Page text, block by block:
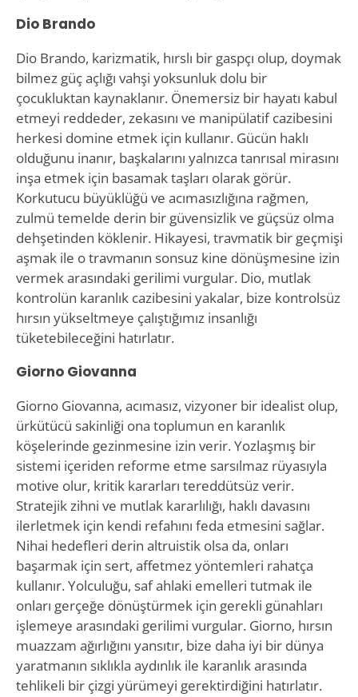
Dio Brando
Dio Brando, karizmatik, hırslı bir gaspçı olup, doymak
bilmez güç açlığı vahşi yoksunluk dolu bir
çocukluktan kaynaklanır. Önemersiz bir hayatı kabul
etmeyi reddeder, zekasını ve manipülatif cazibesini
herkesi domine etmek için kullanır. Gücün haklı
olduğunu inanır, başkalarını yalnızca tanrısal mirasını
inşa etmek için basamak taşları olarak görür.
Korkutucu büyüklüğü ve acımasızlığına rağmen,
zulmü temelde derin bir güvensizlik ve güçsüz olma
dehşetinden köklenir. Hikayesi, travmatik bir geçmişi
aşmak ile o travmanın sonsuz kine dönüşmesine izin
vermek arasındaki gerilimi vurgular. Dio, mutlak
kontrolün karanlık cazibesini yakalar, bize kontrolsüz
hırsın yükseltmeye çalıştığımız insanlığı
tüketebileceğini hatırlatır.
Giorno Giovanna
Giorno Giovanna, acımasız, vizyoner bir idealist olup,
ürkütücü sakinliği ona toplumun en karanlık
köşelerinde gezinmesine izin verir. Yozlaşmış bir
sistemi içeriden reforme etme sarsılmaz rüyasıyla
motive olur, kritik kararları tereddütsüz verir.
Stratejik zihni ve mutlak kararlılığı, haklı davasını
ilerletmek için kendi refahını feda etmesini sağlar.
Nihai hedefleri derin altruistik olsa da, onları
başarmak için sert, affetmez yöntemleri rahatça
kullanır. Yolculuğu, saf ahlaki emelleri tutmak ile
onları gerçeğe dönüştürmek için gerekli günahları
işlemeye arasındaki gerilimi vurgular. Giorno, hırsın
muazzam ağırlığını yansıtır, bize daha iyi bir dünya
yaratmanın sıklıkla aydınlık ile karanlık arasında
tehlikeli bir çizgi yürümeyi gerektirdiğini hatırlatır.